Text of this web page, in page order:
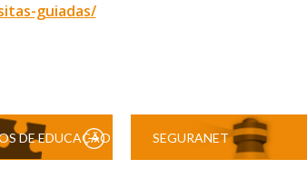
guiadas/
DE EDUCAÇÃO SEGURANET